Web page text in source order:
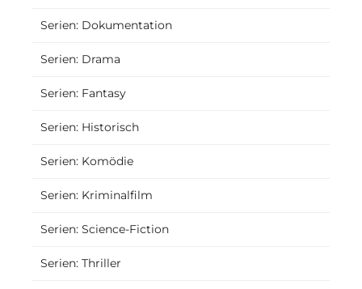
Serien: Dokumentation
Serien: Drama
Serien: Fantasy
Serien: Historisch
Serien: Komödie
Serien: Kriminalfilm
Serien: Science-Fiction
Serien: Thriller